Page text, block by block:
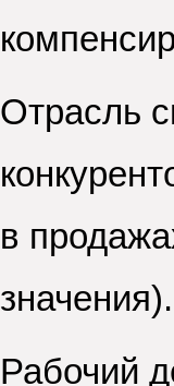
Отрасль
в
значения).
Рабочий